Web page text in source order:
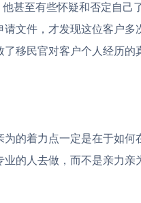
甚至有些怀疑和否定自己
文件，才发现这位客户多
移民官对客户个人经历的
的着力点一定是在于如何
的人去做，而不是亲力亲